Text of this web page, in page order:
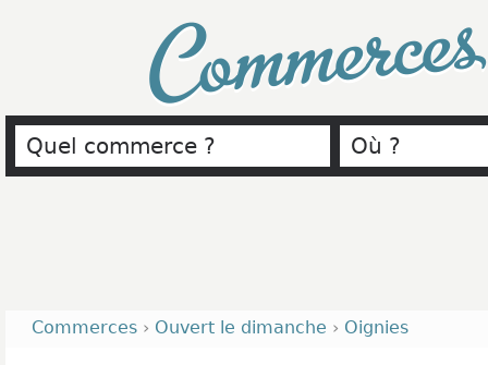
Commerces › Ouvert le dimanche › Oignies